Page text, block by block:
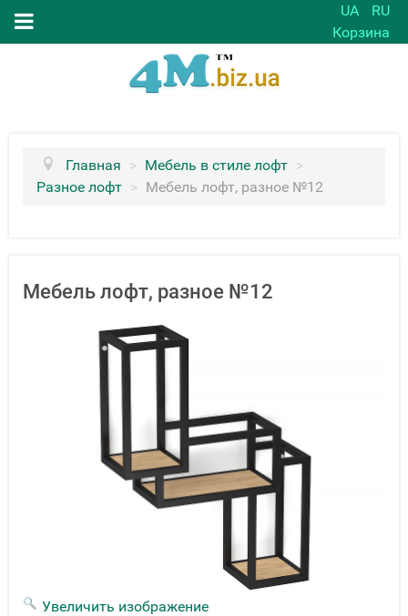
UA
RU
Корзина
Главная > Мебель в стиле лофт >
Разное лофт > Мебель лофт, разное №12
Мебель лофт, разное №12
Увеличить изображение